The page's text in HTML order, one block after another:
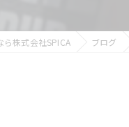
ら株式会社SPICA ブログ